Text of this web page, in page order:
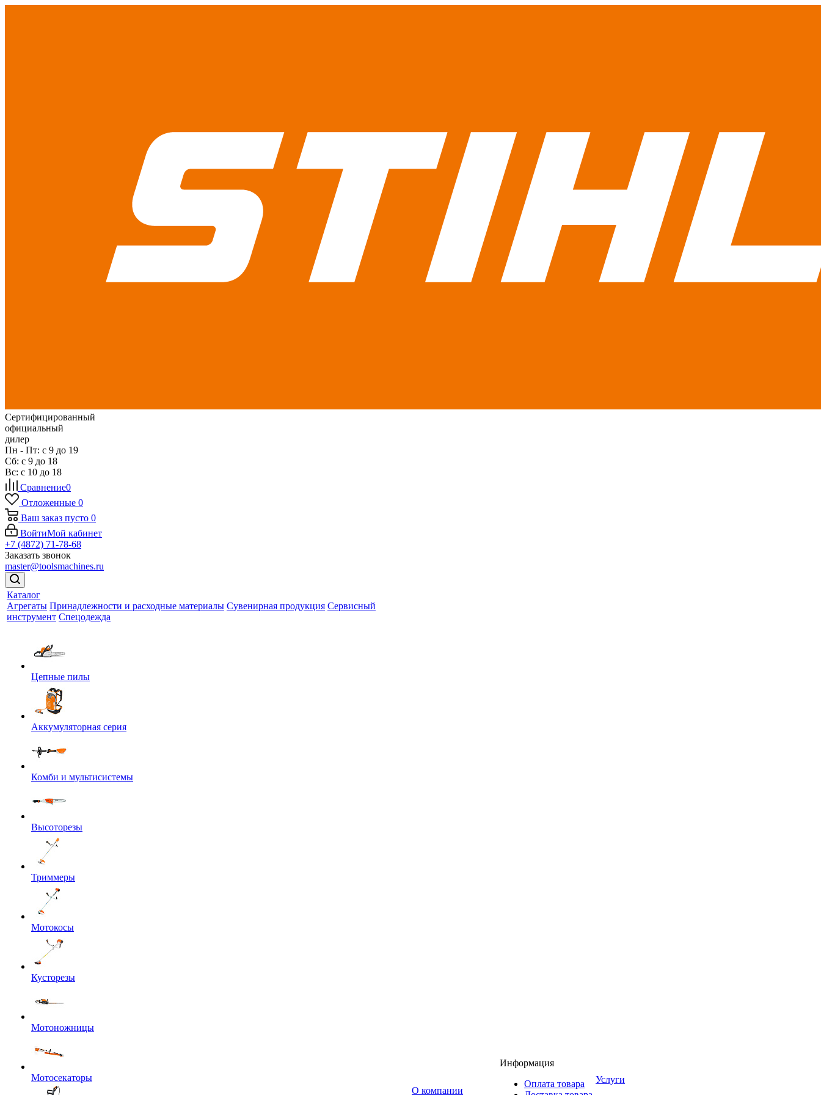
Сертифицированный
официальный
дилер
Пн - Пт: с 9 до 19
Сб: с 9 до 18
Вс: с 10 до 18
Сравнение0
Отложенные 0
Ваш заказ пусто 0
ВойтиМой кабинет
+7 (4872) 71-78-68
Заказать звонок
master@toolsmachines.ru
Каталог
Агрегаты Принадлежности и расходные материалы Сувенирная продукция Сервисный
инструмент Спецодежда
Цепные пилы
Аккумуляторная серия
Комби и мультисистемы
Высоторезы
Триммеры
Мотокосы
Кусторезы
Мотоножницы
Мотосекаторы
O компании
Информация
Оплата товара
Услуги